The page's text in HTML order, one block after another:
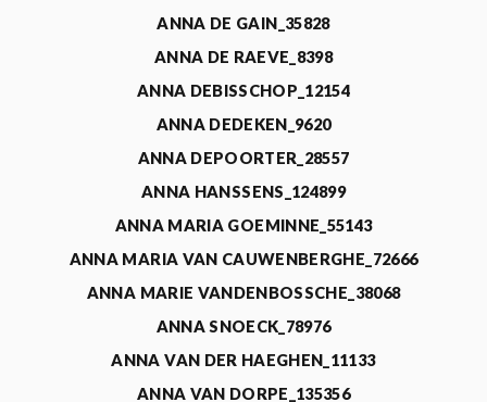
ANNA DE GAIN_35828
ANNA DE RAEVE_8398
ANNA DEBISSCHOP_12154
ANNA DEDEKEN_9620
ANNA DEPOORTER_28557
ANNA HANSSENS_124899
ANNA MARIA GOEMINNE_55143
ANNA MARIA VAN CAUWENBERGHE_72666
ANNA MARIE VANDENBOSSCHE_38068
ANNA SNOECK_78976
ANNA VAN DER HAEGHEN_11133
ANNA VAN DORPE_135356